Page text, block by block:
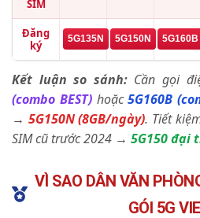
SIM
Đăng
ký
5G135N 5G150N 5G160B
Kết luận so sánh:Cần gọi
(combo BEST)hoặc5G160B
→ 5G150N (8GB/ngày). Tiết
SIM cũ trước 2024 → 5G150 đại
VÌ SAO DÂN VĂN
GÓI 5G